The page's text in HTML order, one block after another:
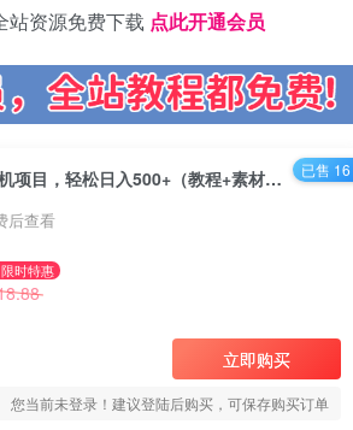
站资源免费下载 点此开通会员
大陆-无人直播24小时挂机项目，轻松日入500+（教程+素材+软件）
后查看
限时特惠
立即购买
您当前未登录！建议登陆后购买，可保存购买订单
已售 16